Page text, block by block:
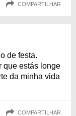
COMPARTILHAR
de festa.
que estás longe
da minha vida
COMPARTILHAR